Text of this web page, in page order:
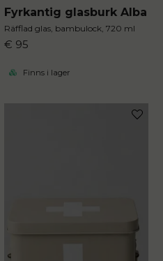
Fyrkantig glasburk Alba
Räfflad glas, bambulock, 720 ml
€ 95
Finns i lager